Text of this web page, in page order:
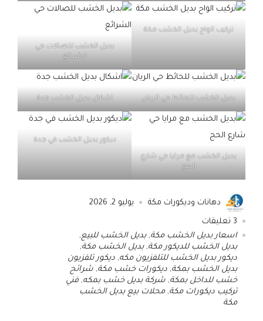
تركيب الواح بديل الخشب مكة
بديل الخشب للصالات حي
الشرائع
بديل الخشب للحائط حي الريان اشكال بديل الخشب جدة
بديل الخشب مع مرايا حي شارع
الحج
ديكور بديل الخشب في جدة
دهانات وديكورات مكة يوليو 2, 2026
3 تعليقات
اسعار بديل الخشب مكة,بديل الخشب للبيع,
بديل الخشب للديكور مكة,بديل الخشب مكة,
ديكور بديل الخشب للتلفزيون مكه, ديكور تلفزيون
بديل الخشب بمكة, ديكورات خشب مكة, شرائح
خشب للداخل بمكة, شركة بديل خشب بمكه, فني
تركيب ديكورات مكة,محلات بيع بديل الخشب
مكة